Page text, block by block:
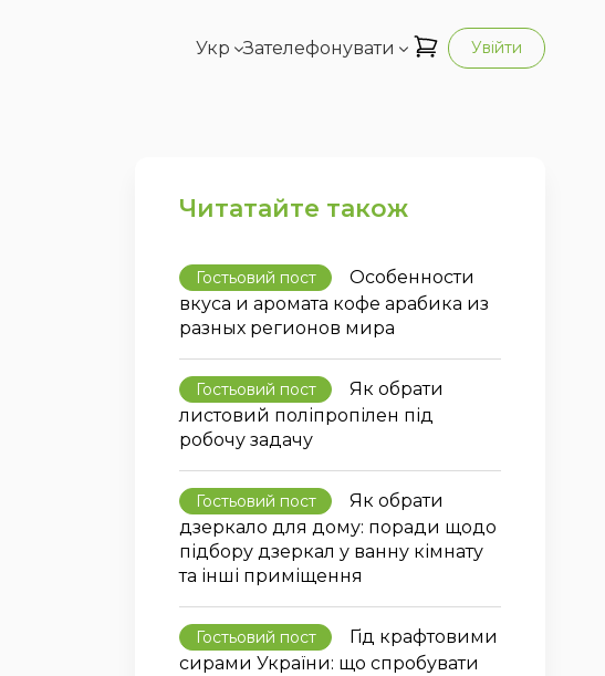
Укр Зателефонувати Увійти
Читатайте також
Гостьовий пост
Особенности
вкуса и аромата кофе арабика из
разных регионов мира
Гостьовий пост
Як обрати
листовий поліпропілен під
робочу задачу
Гостьовий пост
Як обрати
дзеркало для дому: поради щодо
підбору дзеркал у ванну кімнату
та інші приміщення
Гостьовий пост
Гід крафтовими
сирами України: що спробувати